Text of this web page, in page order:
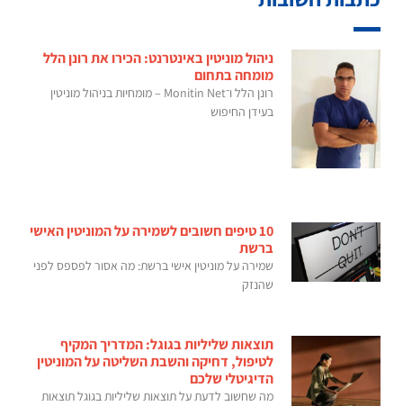
ניהול מוניטין באינטרנט: הכירו את רונן הלל
מומחה בתחום
רונן הלל ו־Monitin Net – מומחיות בניהול מוניטין
בעידן החיפוש
10 טיפים חשובים לשמירה על המוניטין האישי
ברשת
שמירה על מוניטין אישי ברשת: מה אסור לפספס לפני
שהנזק
תוצאות שליליות בגוגל: המדריך המקיף
לטיפול, דחיקה והשבת השליטה על המוניטין
הדיגיטלי שלכם
מה שחשוב לדעת על תוצאות שליליות בגוגל תוצאות